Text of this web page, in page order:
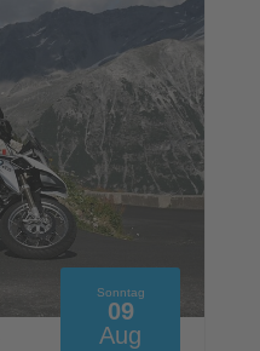
Sonntag
09
Aug